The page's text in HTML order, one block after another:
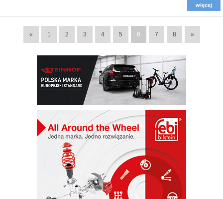
więcej
« 1 2 3 4 5 6 7 8 »